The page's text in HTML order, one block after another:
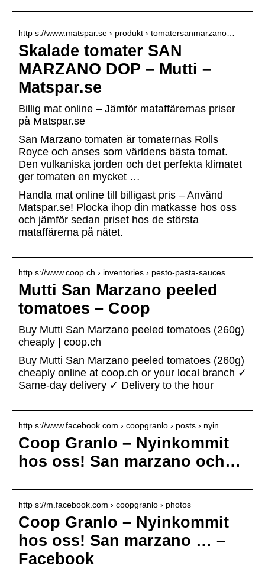
http s://www.matspar.se › produkt › tomatersanmarzano…
Skalade tomater SAN
MARZANO DOP – Mutti –
Matspar.se
Billig mat online – Jämför mataffärernas priser
på Matspar.se
San Marzano tomaten är tomaternas Rolls
Royce och anses som världens bästa tomat.
Den vulkaniska jorden och det perfekta klimatet
ger tomaten en mycket …
Handla mat online till billigast pris – Använd
Matspar.se! Plocka ihop din matkasse hos oss
och jämför sedan priset hos de största
mataffärerna på nätet.
http s://www.coop.ch › inventories › pesto-pasta-sauces
Mutti San Marzano peeled
tomatoes – Coop
Buy Mutti San Marzano peeled tomatoes (260g)
cheaply | coop.ch
Buy Mutti San Marzano peeled tomatoes (260g)
cheaply online at coop.ch or your local branch ✓
Same-day delivery ✓ Delivery to the hour
http s://www.facebook.com › coopgranlo › posts › nyin…
Coop Granlo – Nyinkommit
hos oss! San marzano och…
http s://m.facebook.com › coopgranlo › photos
Coop Granlo – Nyinkommit
hos oss! San marzano … –
Facebook